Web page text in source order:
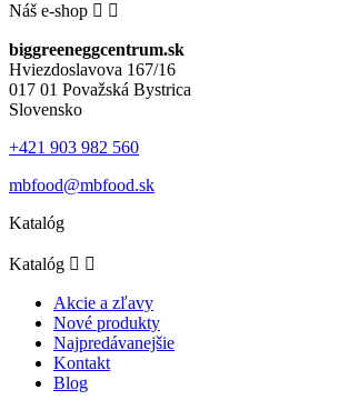
Náš e-shop  
biggreeneggcentrum.sk
Hviezdoslavova 167/16
017 01 Považská Bystrica
Slovensko
+421 903 982 560
mbfood@mbfood.sk
Katalóg
Katalóg  
Akcie a zľavy
Nové produkty
Najpredávanejšie
Kontakt
Blog